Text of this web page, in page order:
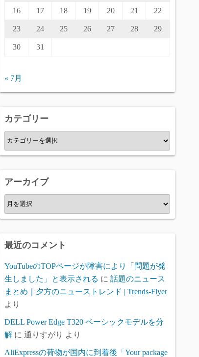
16 17 18 19 20 21 22
23 24 25 26 27 28 29
30 31
« 7月
カテゴリー
カ
テ
ー
アーカイブ
ア
ー
ブ
最近のコメント
YouTubeのTOPページが障害により「問題が発
生しました」と表示される に 話題のニュース
まとめ｜夕方のニューストレンド | Trends-Flyer
より
DELL Power Edge T320 ベーシックモデルを分
解 に 通りすがり より
AliExpressの荷物が国内に到着後「Your package